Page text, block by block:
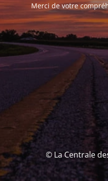
Merci de votre
© La Centrale